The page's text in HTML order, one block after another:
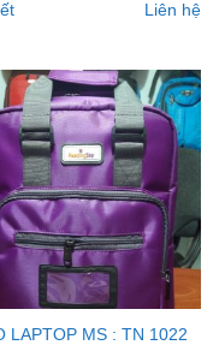
Liên hệ
LAPTOP MS : TN 1022